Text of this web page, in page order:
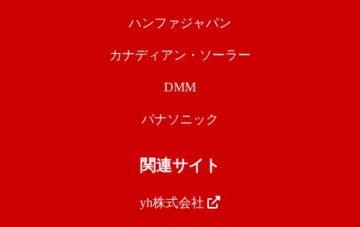
ハンファジャパン
カナディアン・ソーラー
DMM
パナソニック
関連サイト
yh株式会社